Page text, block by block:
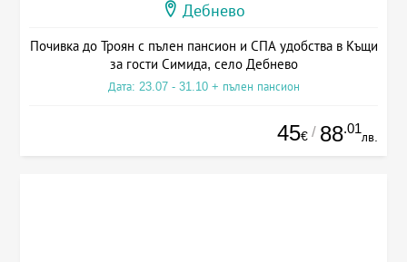
Дебнево
Почивка до Троян с пълен пансион и СПА удобства в Къщи
за гости Симида, село Дебнево
Дата: 23.07 - 31.10 + пълен пансион
45€ / 88.01
лв.